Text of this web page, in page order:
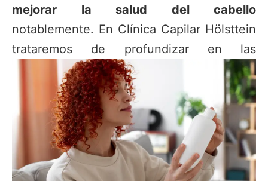
mejorar la salud del cabello
notablemente. En Clínica Capilar Hölsttein
trataremos de profundizar en las